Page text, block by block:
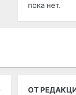
пока нет.
ОТ